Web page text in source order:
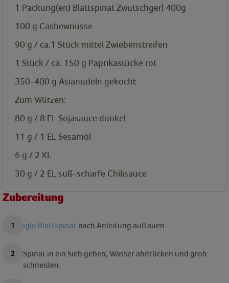
1 Packung(en) Blattspinat Zwutschgerl 400g
100 g Cashewnüsse
90 g / ca.1 Stück mittel Zwiebenstreifen
1 Stück / ca. 150 g Paprikastücke rot
350-400 g Asianudeln gekocht
Zum Würzen:
80 g / 8 EL Sojasauce dunkel
11 g / 1 EL Sesamöl
6 g / 2 KL
30 g / 2 EL süß-scharfe Chilisauce
Zubereitung
iglo Blattspinat nach Anleitung auftauen.
Spinat in ein Sieb geben, Wasser abdrücken und grob
schneiden.